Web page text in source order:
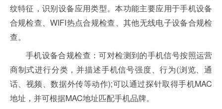
纹特征，识别设备应用类型。本功能主要应用于手机设备
合规检查、WIFI热点合规检查、其他无线电子设备合规检
查。
手机设备合规检查：可对检测到的手机信号按照运营
商制式进行分类，并描述手机信号强度、行为(浏览、通
话、视频、数据外传等动作);可以通过探针取得手机MAC
地址，并可根据MAC地址匹配手机品牌。